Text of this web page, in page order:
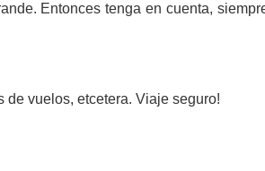
Entonces tenga en cuenta,
vuelos, etcetera. Viaje seguro!